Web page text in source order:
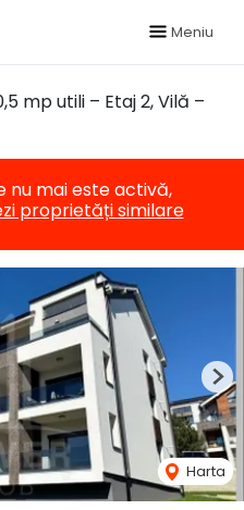
Meniu
mp utili – Etaj 2, Vilă –
mai este activă,
proprietăți similare
Harta